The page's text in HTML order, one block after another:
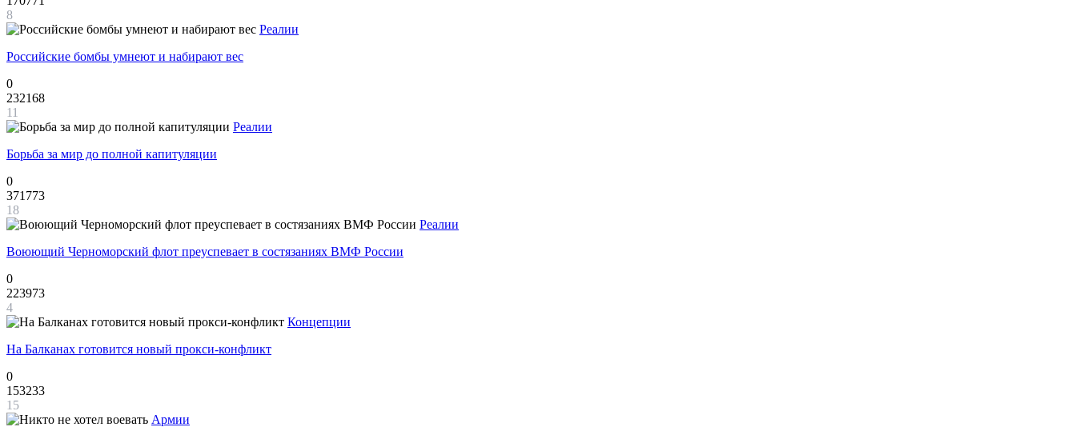
8
Реалии
Российские бомбы умнеют и набирают вес
0
232168
11
Реалии
Борьба за мир до полной капитуляции
0
371773
18
Реалии
Воюющий Черноморский флот преуспевает в состязаниях ВМФ России
0
223973
4
Концепции
На Балканах готовится новый прокси-конфликт
0
153233
15
Армии